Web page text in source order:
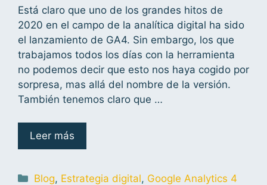
Está claro que uno de los grandes hitos de
2020 en el campo de la analítica digital ha sido
el lanzamiento de GA4. Sin embargo, los que
trabajamos todos los días con la herramienta
no podemos decir que esto nos haya cogido por
sorpresa, mas allá del nombre de la versión.
También tenemos claro que …
Leer más
Blog, Estrategia digital, Google Analytics 4